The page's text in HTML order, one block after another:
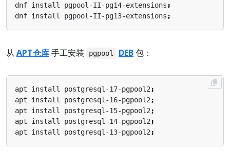
dnf install pgpool-II-pg14-extensions ;
dnf install pgpool-II-pg13-extensions ;
从 APT仓库手工安装 pgpool DEB包：
apt install postgresql-17-pgpool2 ;
apt install postgresql-16-pgpool2 ;
apt install postgresql-15-pgpool2 ;
apt install postgresql-14-pgpool2 ;
apt install postgresql-13-pgpool2 ;